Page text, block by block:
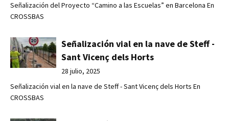
Señalización del Proyecto “Camino a las Escuelas” en Barcelona En
CROSSBAS
Señalización vial en la nave de Steff -
Sant Vicenç dels Horts
28 julio, 2025
Señalización vial en la nave de Steff - Sant Vicenç dels Horts En
CROSSBAS